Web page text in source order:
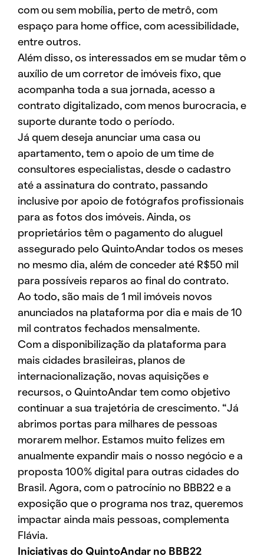
com ou sem mobília, perto de metrô, com
espaço para home office, com acessibilidade,
entre outros.
Além disso, os interessados em se mudar têm o
auxílio de um corretor de imóveis fixo, que
acompanha toda a sua jornada, acesso a
contrato digitalizado, com menos burocracia, e
suporte durante todo o período.
Já quem deseja anunciar uma casa ou
apartamento, tem o apoio de um time de
consultores especialistas, desde o cadastro
até a assinatura do contrato, passando
inclusive por apoio de fotógrafos profissionais
para as fotos dos imóveis. Ainda, os
proprietários têm o pagamento do aluguel
assegurado pelo QuintoAndar todos os meses
no mesmo dia, além de conceder até R$50 mil
para possíveis reparos ao final do contrato.
Ao todo, são mais de 1 mil imóveis novos
anunciados na plataforma por dia e mais de 10
mil contratos fechados mensalmente.
Com a disponibilização da plataforma para
mais cidades brasileiras, planos de
internacionalização, novas aquisições e
recursos, o QuintoAndar tem como objetivo
continuar a sua trajetória de crescimento. “Já
abrimos portas para milhares de pessoas
morarem melhor. Estamos muito felizes em
anualmente expandir mais o nosso negócio e a
proposta 100% digital para outras cidades do
Brasil. Agora, com o patrocínio no BBB22 e a
exposição que o programa nos traz, queremos
impactar ainda mais pessoas, complementa
Flávia.
Iniciativas do QuintoAndar no BBB22